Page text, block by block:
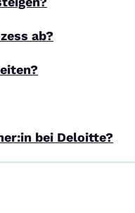
ab?
bei Deloitte?